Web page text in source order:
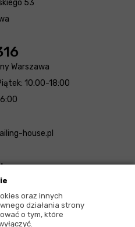
oraz innych
działania strony
o tym, które
53
Warszawa
10:00-18:00
house.pl